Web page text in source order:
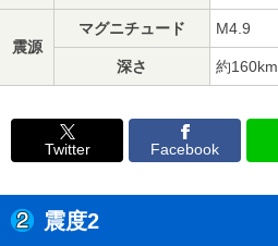
震源
マグニチュード M4.9
深さ 約160km
Twitter Facebook
震度2